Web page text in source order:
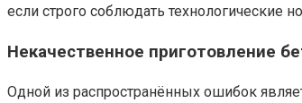
если строго соблюдать технологические
Некачественное приготовление
Одной из распространённых ошибок